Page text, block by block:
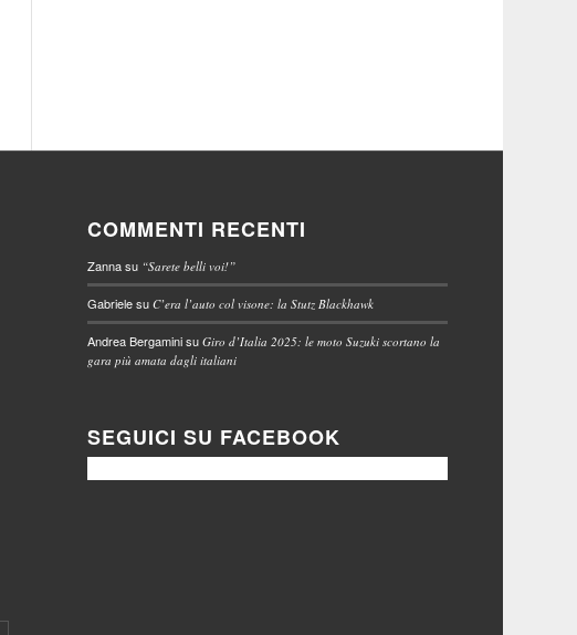
COMMENTI RECENTI
Zannasu “Sarete belli voi!”
GabrielesuC’era l’auto col visone: la Stutz Blackhawk
Andrea BergaminisuGiro d’Italia 2025: le moto Suzuki scortano la
gara più amata dagli italiani
SEGUICI SU FACEBOOK